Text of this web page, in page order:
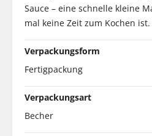
Sauce – eine schnelle kleine
mal keine Zeit zum Kochen ist.
Verpackungsform
Fertigpackung
Verpackungsart
Becher